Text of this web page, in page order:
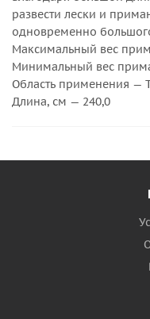
развести лески и
одновременно
Максимальный вес
Минимальный вес
Область применения —
Длина, см — 240,0